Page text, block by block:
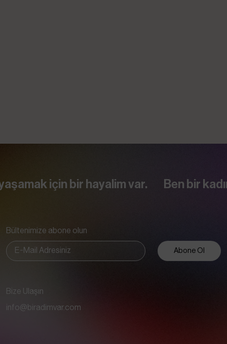
bir hayalim var. Ben bir kadınım.
Bültenimize abone olun
Abone Ol
Bize Ulaşın
info@biradimvar.com